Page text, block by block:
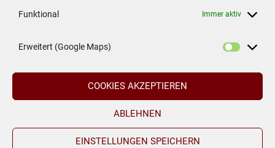
Funktional Immer aktiv
Erweitert (Google Maps)
COOKIES AKZEPTIEREN
ABLEHNEN
EINSTELLUNGEN SPEICHERN
Es konnte
nichts
gefunden
werden.